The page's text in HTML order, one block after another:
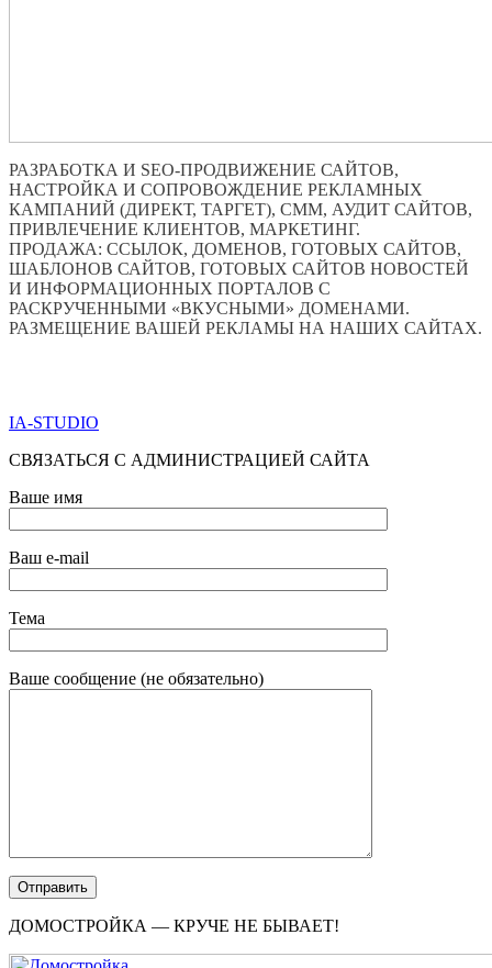
РАЗРАБОТКА И SEO-ПРОДВИЖЕНИЕ САЙТОВ,
НАСТРОЙКА И СОПРОВОЖДЕНИЕ РЕКЛАМНЫХ
КАМПАНИЙ (ДИРЕКТ, ТАРГЕТ), СММ, АУДИТ САЙТОВ,
ПРИВЛЕЧЕНИЕ КЛИЕНТОВ, МАРКЕТИНГ.
ПРОДАЖА: ССЫЛОК, ДОМЕНОВ, ГОТОВЫХ САЙТОВ,
ШАБЛОНОВ САЙТОВ, ГОТОВЫХ САЙТОВ НОВОСТЕЙ
И ИНФОРМАЦИОННЫХ ПОРТАЛОВ С
РАСКРУЧЕННЫМИ «ВКУСНЫМИ» ДОМЕНАМИ.
РАЗМЕЩЕНИЕ ВАШЕЙ РЕКЛАМЫ НА НАШИХ САЙТАХ.
IA-STUDIO
СВЯЗАТЬСЯ С АДМИНИСТРАЦИЕЙ САЙТА
Ваше имя
Ваш e-mail
Тема
Ваше сообщение (не обязательно)
ДОМОСТРОЙКА — КРУЧЕ НЕ БЫВАЕТ!